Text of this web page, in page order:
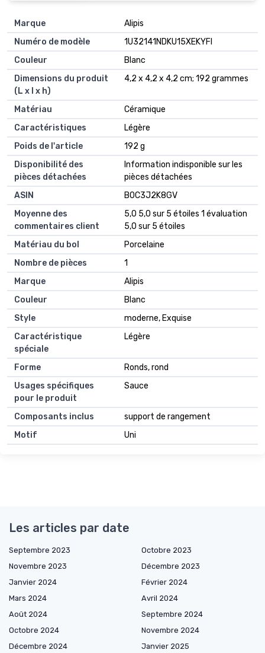
Marque
‎Alipis
Numéro de modèle
‎1U32141NDKU15XEKYFI
Couleur
‎Blanc
Dimensions du produit
(L x l x h)
‎4,2 x 4,2 x 4,2 cm; 192 grammes
Matériau
‎Céramique
Caractéristiques
‎Légère
Poids de l'article
‎192 g
Disponibilité des
pièces détachées
‎Information indisponible sur les
pièces détachées
ASIN
B0C3J2K8GV
Moyenne des
commentaires client
5,0 5,0 sur 5 étoiles 1 évaluation
5,0 sur 5 étoiles
Matériau du bol
Porcelaine
Nombre de pièces
1
Marque
Alipis
Couleur
Blanc
Style
moderne, Exquise
Caractéristique
spéciale
Légère
Forme
Ronds, rond
Usages spécifiques
pour le produit
Sauce
Composants inclus
support de rangement
Motif
Uni
Les articles par date
Septembre 2023
Octobre 2023
Novembre 2023
Décembre 2023
Janvier 2024
Février 2024
Mars 2024
Avril 2024
Août 2024
Septembre 2024
Octobre 2024
Novembre 2024
Décembre 2024
Janvier 2025